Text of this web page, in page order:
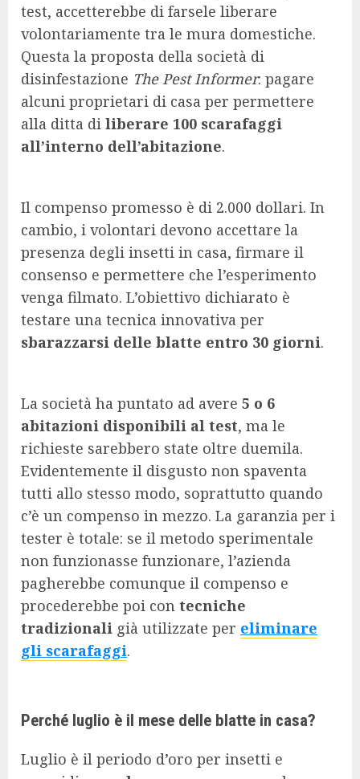
test, accetterebbe di farsele liberare
volontariamente tra le mura domestiche.
Questa la proposta della società di
disinfestazione The Pest Informer: pagare
alcuni proprietari di casa per permettere
alla ditta di liberare 100 scarafaggi
all’interno dell’abitazione.
Il compenso promesso è di 2.000 dollari. In
cambio, i volontari devono accettare la
presenza degli insetti in casa, firmare il
consenso e permettere che l’esperimento
venga filmato. L’obiettivo dichiarato è
testare una tecnica innovativa per
sbarazzarsi delle blatte entro 30 giorni.
La società ha puntato ad avere 5 o 6
abitazioni disponibili al test, ma le
richieste sarebbero state oltre duemila.
Evidentemente il disgusto non spaventa
tutti allo stesso modo, soprattutto quando
c’è un compenso in mezzo. La garanzia per i
tester è totale: se il metodo sperimentale
non funzionasse funzionare, l’azienda
pagherebbe comunque il compenso e
procederebbe poi con tecniche
tradizionali già utilizzate per eliminare
gli scarafaggi.
Perché luglio è il mese delle blatte in casa?
Luglio è il periodo d’oro per insetti e